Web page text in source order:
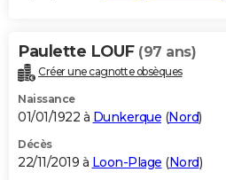
Paulette LOUF (97 ans)
Créer une cagnotte obsèques
Naissance
01/01/1922 à Dunkerque (Nord)
Décès
22/11/2019 à Loon-Plage (Nord)